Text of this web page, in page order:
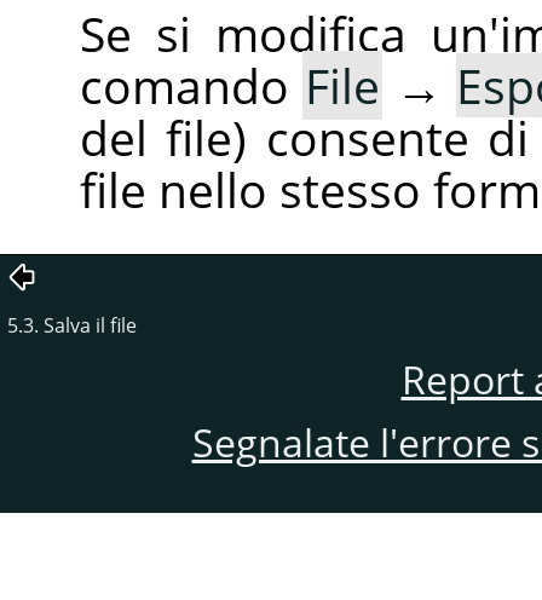
Se si modifica
comando File →
del file) consente
file nello stesso
5.3. Salva il file
Report
Segnalate l'errore